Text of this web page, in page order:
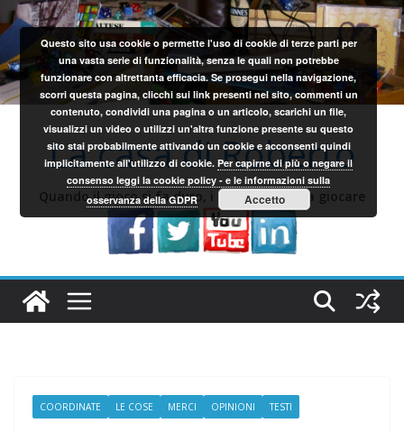
Salta
al
contenuto
La casa di Roberto
Quando il gioco si fa duro, i sardi iniziano a giocare
COORDINATE LE COSE MERCI OPINIONI TESTI
Questo sito usa cookie o permette l'uso di cookie di terze parti per
una vasta serie di funzionalità, senza le quali non potrebbe
funzionare con altrettanta efficacia. Se prosegui nella navigazione,
scorri questa pagina, clicchi sui link presenti nel sito, commenti un
contenuto, condividi una pagina o un articolo, scarichi un file,
visualizzi un video o utilizzi un'altra funzione presente su questo
sito stai probabilmente attivando un cookie e acconsenti quindi
implicitamente all'utilizzo di cookie.Per capirne di più o negare il
consenso leggi la cookie policy - e le informazioni sulla
osservanza della GDPR
Accetto